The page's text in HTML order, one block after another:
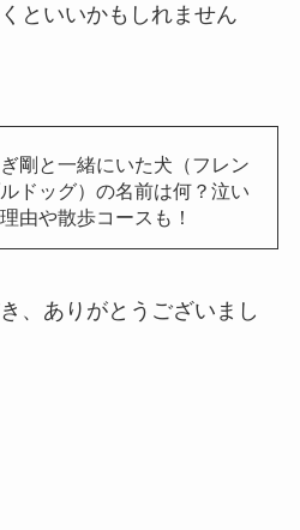
といいかもしれません
剛と一緒にいた犬（フレン
ドッグ）の名前は何？泣い
由や散歩コースも！
、ありがとうございまし